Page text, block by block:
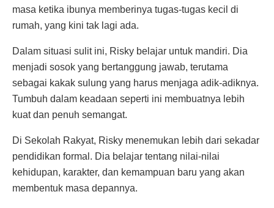
masa ketika ibunya memberinya tugas-tugas kecil di
rumah, yang kini tak lagi ada.
Dalam situasi sulit ini, Risky belajar untuk mandiri. Dia
menjadi sosok yang bertanggung jawab, terutama
sebagai kakak sulung yang harus menjaga adik-adiknya.
Tumbuh dalam keadaan seperti ini membuatnya lebih
kuat dan penuh semangat.
Di Sekolah Rakyat, Risky menemukan lebih dari sekadar
pendidikan formal. Dia belajar tentang nilai-nilai
kehidupan, karakter, dan kemampuan baru yang akan
membentuk masa depannya.